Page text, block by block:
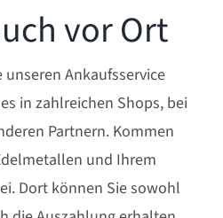
vor Ort
Ankaufsservice
in zahlreichen Shops, bei
Partnern. Kommen
und Ihrem
Dort können Sie sowohl